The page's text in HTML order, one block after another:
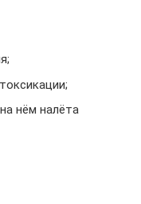
нём налёта